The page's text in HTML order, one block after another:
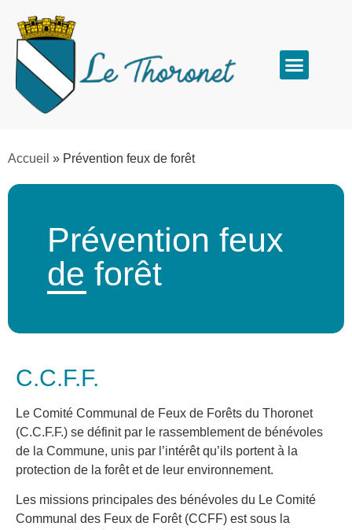
Accueil » Prévention feux de forêt
Prévention feux
de forêt
C.C.F.F.
Le Comité Communal de Feux de Forêts du Thoronet
(C.C.F.F.) se définit par le rassemblement de bénévoles
de la Commune, unis par l’intérêt qu’ils portent à la
protection de la forêt et de leur environnement.
Les missions principales des bénévoles du Le Comité
Communal des Feux de Forêt (CCFF) est sous la